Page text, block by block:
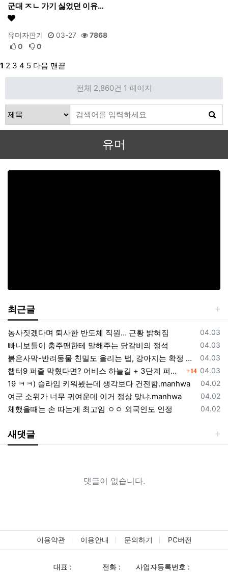
군대 ㅈㄴ 가기 싫었던 이유…
유머자판기 03-27
7868
0
0
1 2 3 4 5 다음 맨끝
전체 2,860건 1 페이지
유머
최근글
등록일
04.03
농사짓겠다며 퇴사한 반도체 직원… 근황 밝혀짐
등록일
04.03
빠니보틀이 충주맨한테 말해주는 닭갈비의 정석
등록일
04.03
붉은사막-반려동물 친밀도 올리는 법, 강아지는 확정 고양이는 조건 확인
등록일
04.03
챕터9 퍼즐 막혔다면? 어비스 하늘길 + 3단계 퍼즐 공략 순서 정리 (길찾기 포함) 댓글
14
등록일
04.02
19 ㅋㅋ) 슬라임 키워봤는데 생각보다 건전함.manhwa
등록일
04.02
여군 소위가 너무 귀여운데 이거 정상 맞냐.manhwa
등록일
04.02
체했을때는 손 따는게 최고임 ㅇㅇ 외국인도 인정
새댓글
댓글이 없습니다.
이용약관 이용안내 문의하기 PC버전
대표 : 전화 : 사업자등록번호 :